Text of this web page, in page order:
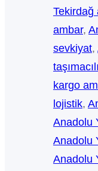
Tekirdağ
ambar,
sevkiyat,
kargo
lojistik,
Anadolu
Anadolu
Anadolu